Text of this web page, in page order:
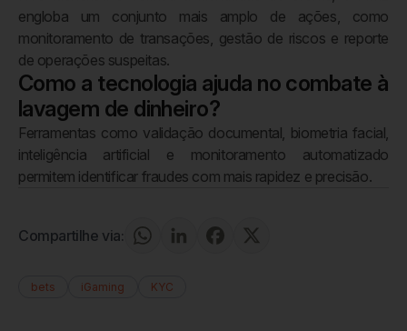
engloba um conjunto mais amplo de ações, como
monitoramento de transações, gestão de riscos e reporte
de operações suspeitas.
Como a tecnologia ajuda no combate à
lavagem de dinheiro?
Ferramentas como validação documental, biometria facial,
inteligência artificial e monitoramento automatizado
permitem identificar fraudes com mais rapidez e precisão.
Compartilhe via:
bets iGaming KYC